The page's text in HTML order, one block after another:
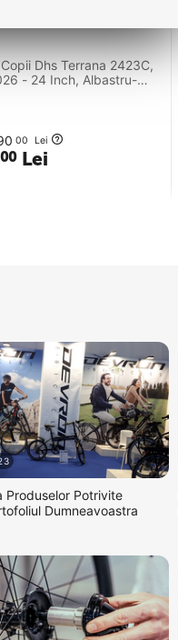
Dhs Terrana 2423C,
- 24 Inch, Albastru-
00 Lei
00 Lei
Produselor Potrivite
Dumneavoastra